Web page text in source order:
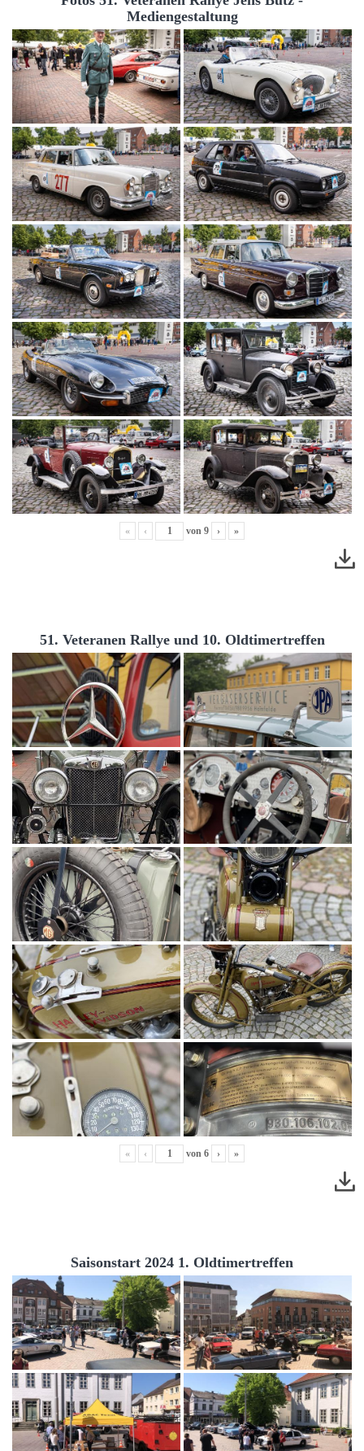
Mediengestaltung
« ‹ von 9 › »
51. Veteranen Rallye und 10. Oldtimertreffen
« ‹ von 6 › »
Saisonstart 2024 1. Oldtimertreffen